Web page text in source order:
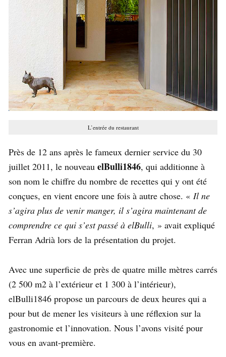
L’entrée du restaurant
Près de 12 ans après le fameux dernier service du 30
juillet 2011, le nouveau elBulli1846, qui additionne à
son nom le chiffre du nombre de recettes qui y ont été
conçues, en vient encore une fois à autre chose. « Il ne
s’agira plus de venir manger, il s’agira maintenant de
comprendre ce qui s’est passé à elBulli, » avait expliqué
Ferran Adrià lors de la présentation du projet.
Avec une superficie de près de quatre mille mètres carrés
(2 500 m2 à l’extérieur et 1 300 à l’intérieur),
elBulli1846 propose un parcours de deux heures qui a
pour but de mener les visiteurs à une réflexion sur la
gastronomie et l’innovation. Nous l’avons visité pour
vous en avant-première.